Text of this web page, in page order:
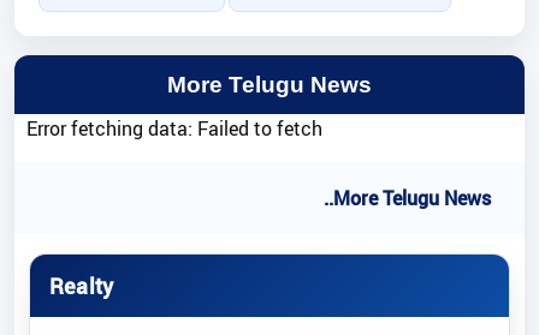
More Telugu News
Error fetching data: Failed to fetch
..More Telugu News
Realty